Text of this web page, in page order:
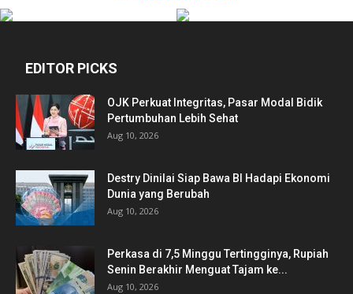
EDITOR PICKS
OJK Perkuat Integritas, Pasar Modal Bidik
Pertumbuhan Lebih Sehat
Aug 10, 2026
Destry Dinilai Siap Bawa BI Hadapi Ekonomi
Dunia yang Berubah
Aug 10, 2026
Perkasa di 7,5 Minggu Tertingginya, Rupiah
Senin Berakhir Menguat Tajam ke...
Aug 10, 2026